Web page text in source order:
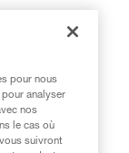
pour nous
analyser
nos
le cas où
suivront